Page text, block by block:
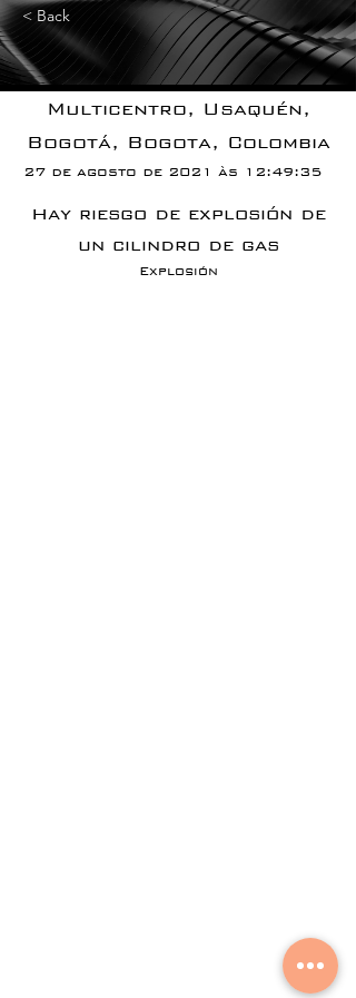
< Back
Multicentro, Usaquén,
Bogotá, Bogota, Colombia
27 de agosto de 2021 às 12:49:35
Hay riesgo de explosión de
un cilindro de gas
Explosión